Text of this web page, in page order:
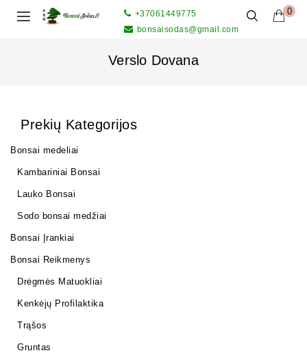
0
+37061449775
bonsaisodas@gmail.com
Verslo Dovana
Prekių Kategorijos
Bonsai medeliai
Kambariniai Bonsai
Lauko Bonsai
Sodo bonsai medžiai
Bonsai Įrankiai
Bonsai Reikmenys
Drėgmės Matuokliai
Kenkėjų Profilaktika
Trąšos
Gruntas